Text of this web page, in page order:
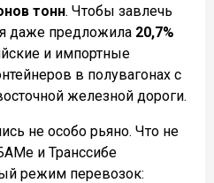
тонн. Чтобы завлечь
даже предложила 20,7%
и импортные
в полувагонах с
железной дороги.
не особо рьяно. Что не
и Транссибе
режим перевозок: